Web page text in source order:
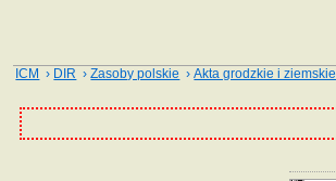
ICM › DIR ›Zasoby polskie ›Akta grodzkie i ziemskie